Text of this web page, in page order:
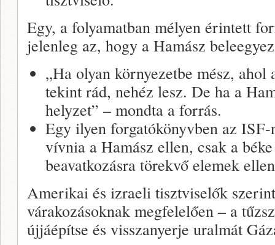
Egy, a folyamatban mélyen érintett
jelenleg az, hogy a Hamász
„Ha olyan környezetbe mész,
tekint rád, nehéz lesz. De ha a
helyzet” – mondta a forrás.
Egy ilyen forgatókönyvben az
vívnia a Hamász ellen, csak a
beavatkozásra törekvő elemek
Amerikai és izraeli tisztviselők
várakozásoknak megfelelően – a
újjáépítse és visszanyerje uralmát